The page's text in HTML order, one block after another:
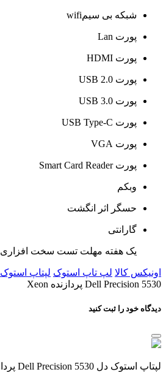
شبکه بی سیمwifi
پورت Lan
پورت HDMI
پورت USB 2.0
پورت USB 3.0
پورت USB Type-C
پورت VGA
پورت Smart Card Reader
وبکم
حسگر اثر انگشت
گارانتی
یک هفته مهلت تست سخت افزاری
اونیکس کالا لپ تاپ استوک لپتاپ استوک Dell
Dell Precision 5530 پردازنده Xeon
دیدگاه خود را ثبت کنید
لپتاپ استوک دل Dell Precision 5530 پردازنده Xeon